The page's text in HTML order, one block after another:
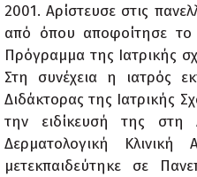
2001. Αρίστευσε στις
από όπου αποφοίτησε το
Πρόγραμμα της Ιατρικής
Στη συνέχεια η ιατρός
Διδάκτορας της Ιατρικής
την ειδίκευσή της στη
Δερματολογική
μετεκπαιδεύτηκε σε